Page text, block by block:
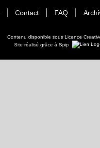
Contact FAQ
Contenu disponible sous Licence
Site réalisé grâce à Spip